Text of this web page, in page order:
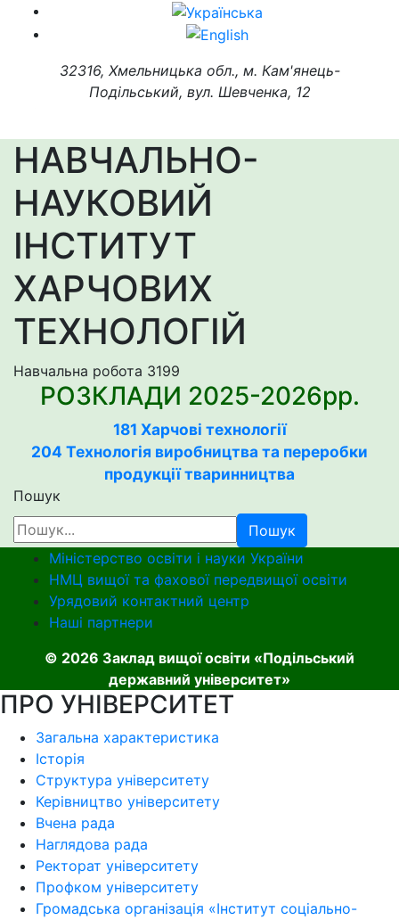
32316, Хмельницька обл., м. Кам'янець-
Подільський, вул. Шевченка, 12
НАВЧАЛЬНО-
НАУКОВИЙ
ІНСТИТУТ
ХАРЧОВИХ
ТЕХНОЛОГІЙ
Навчальна робота 3199
РОЗКЛАДИ 2025-2026рр.
181 Харчові технології
204 Технологія виробництва та переробки
продукції тваринництва
Пошук
Пошук
Міністерство освіти і науки України
НМЦ вищої та фахової передвищої освіти
Урядовий контактний центр
Наші партнери
© 2026 Заклад вищої освіти «Подільський
державний університет»
ПРО УНІВЕРСИТЕТ
Загальна характеристика
Історія
Структура університету
Керівництво університету
Вчена рада
Наглядова рада
Ректорат університету
Профком університету
Громадська організація «Інститут соціально-